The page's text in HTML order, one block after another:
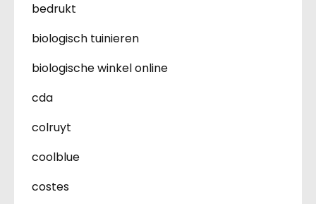
bedrukt
biologisch tuinieren
biologische winkel online
cda
colruyt
coolblue
costes